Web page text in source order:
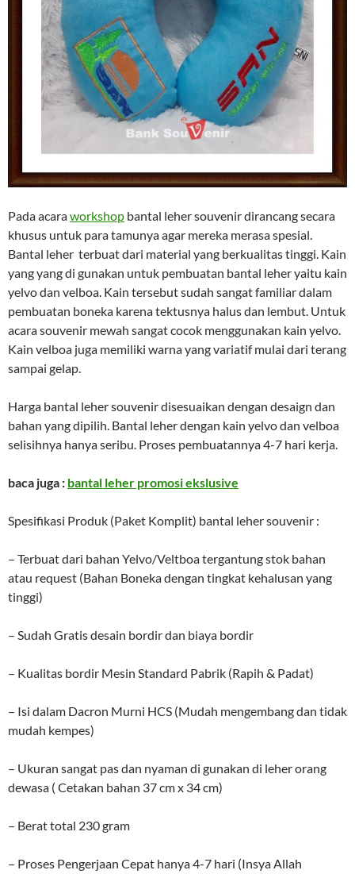
Pada acaraworkshop bantal leher souvenir dirancang secara
khusus untuk para tamunya agar mereka merasa spesial.
Bantal leher terbuat dari material yang berkualitas tinggi. Kain
yang yang di gunakan untuk pembuatan bantal leher yaitu kain
yelvo dan velboa. Kain tersebut sudah sangat familiar dalam
pembuatan boneka karena tektusnya halus dan lembut. Untuk
acara souvenir mewah sangat cocok menggunakan kain yelvo.
Kain velboa juga memiliki warna yang variatif mulai dari terang
sampai gelap.
Harga bantal leher souvenir disesuaikan dengan desaign dan
bahan yang dipilih. Bantal leher dengan kain yelvo dan velboa
selisihnya hanya seribu. Proses pembuatannya 4-7 hari kerja.
baca juga : bantal leher promosi ekslusive
Spesifikasi Produk (Paket Komplit) bantal leher souvenir :
– Terbuat dari bahan Yelvo/Veltboa tergantung stok bahan
atau request (Bahan Boneka dengan tingkat kehalusan yang
tinggi)
– Sudah Gratis desain bordir dan biaya bordir
– Kualitas bordir Mesin Standard Pabrik (Rapih & Padat)
– Isi dalam Dacron Murni HCS (Mudah mengembang dan tidak
mudah kempes)
– Ukuran sangat pas dan nyaman di gunakan di leher orang
dewasa ( Cetakan bahan 37 cm x 34 cm)
– Berat total 230 gram
– Proses Pengerjaan Cepat hanya 4-7 hari (Insya Allah